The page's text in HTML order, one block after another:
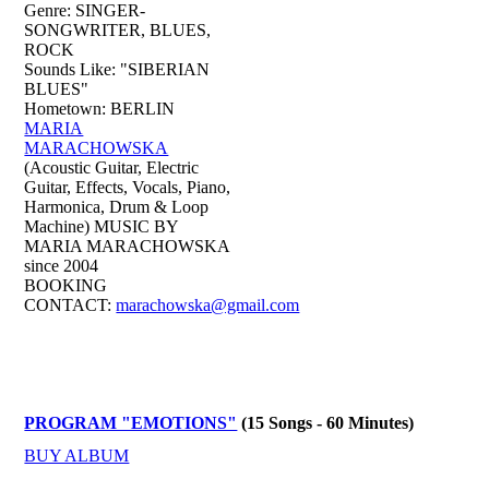
Genre: SINGER-
SONGWRITER, BLUES,
ROCK
Sounds Like: "SIBERIAN
BLUES"
Hometown: BERLIN
MARIA
MARACHOWSKA
(Acoustic Guitar, Electric
Guitar, Effects, Vocals, Piano,
Harmonica, Drum & Loop
Machine) MUSIC BY
MARIA MARACHOWSKA
since 2004
BOOKING
CONTACT:marachowska@gmail.com
PROGRAM "EMOTIONS" (15 Songs - 60 Minutes)
BUY ALBUM